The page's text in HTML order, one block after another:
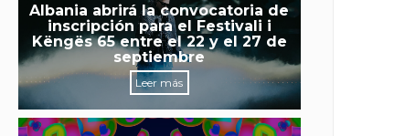
Albania abrirá la convocatoria de
inscripción para el Festivali i
Këngës 65 entre el 22 y el 27 de
septiembre
Leer más